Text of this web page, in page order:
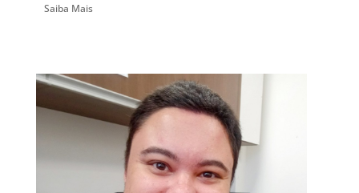
Saiba Mais